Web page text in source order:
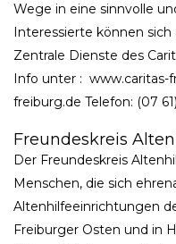
Wege in eine sinnvolle
Interessierte können
Zentrale Dienste des
Info unter : www.caritas-
freiburg.de Telefon: (07
Freundeskreis
Der Freundeskreis
Menschen, die sich
Altenhilfeeinrichtungen
Freiburger Osten und in